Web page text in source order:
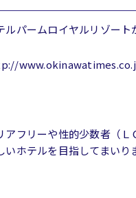
ルパームロイヤルリゾート
アフリーや性的少数者（
いホテルを目指してまいり